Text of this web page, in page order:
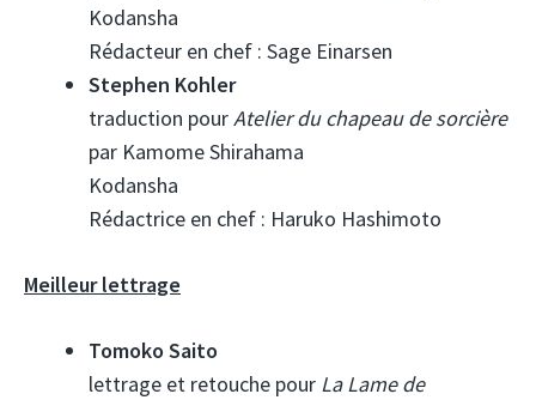
Kodansha
Rédacteur en chef : Sage Einarsen
Stephen Kohler
traduction pourAtelier du chapeau de sorcière
par Kamome Shirahama
Kodansha
Rédactrice en chef : Haruko Hashimoto
Meilleur lettrage
Tomoko Saito
lettrage et retouche pour La Lame de